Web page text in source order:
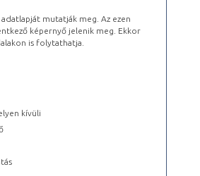
mutatják meg. Az ezen
képernyő jelenik meg. Ekkor
is folytathatja.
kívüli